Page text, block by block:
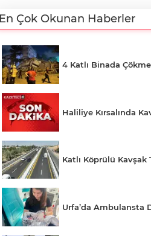
En Çok Okunan Haberler
4 Katlı Binada
Haliliye Kırsalında
Katlı Köprülü Kavşak
Urfa’da Ambulansta